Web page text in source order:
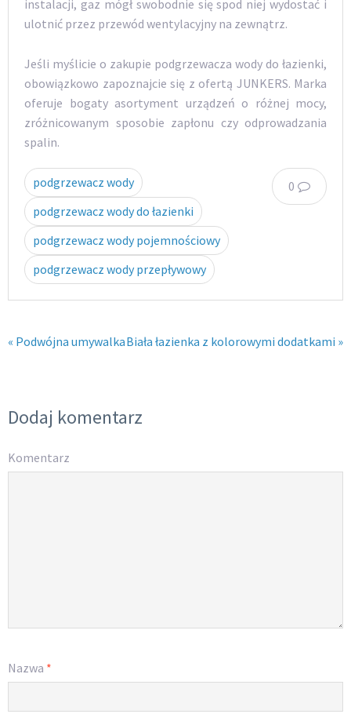
instalacji, gaz mógł swobodnie się spod niej wydostać i
ulotnić przez przewód wentylacyjny na zewnątrz.
Jeśli myślicie o zakupie podgrzewacza wody do łazienki,
obowiązkowo zapoznajcie się z ofertą JUNKERS. Marka
oferuje bogaty asortyment urządzeń o różnej mocy,
zróżnicowanym sposobie zapłonu czy odprowadzania
spalin.
0
podgrzewacz wody
podgrzewacz wody do łazienki
podgrzewacz wody pojemnościowy
podgrzewacz wody przepływowy
« Podwójna umywalkaBiała łazienka z kolorowymi dodatkami »
Dodaj komentarz
Komentarz
Nazwa *